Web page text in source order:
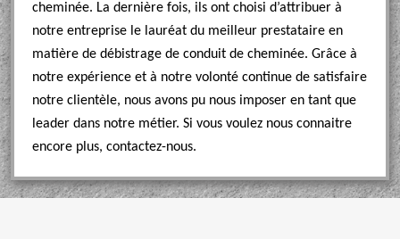
cheminée. La dernière fois, ils ont choisi d’attribuer à
notre entreprise le lauréat du meilleur prestataire en
matière de débistrage de conduit de cheminée. Grâce à
notre expérience et à notre volonté continue de satisfaire
notre clientèle, nous avons pu nous imposer en tant que
leader dans notre métier. Si vous voulez nous connaitre
encore plus, contactez-nous.